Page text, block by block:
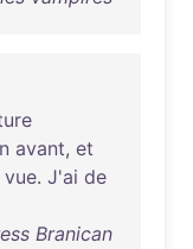
avant, et
vue. J'ai de
Branican